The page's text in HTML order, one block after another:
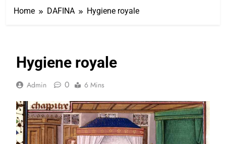
Home DAFINA Hygiene royale
Hygiene royale
Admin 0 6 Mins